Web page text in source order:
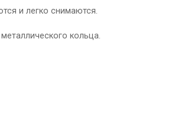
и легко снимаются.
кольца.